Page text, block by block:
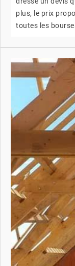
plus, le prix
toutes les